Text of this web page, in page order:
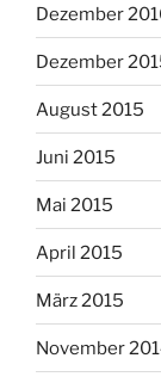
Dezember
Dezember
August 2015
Juni 2015
Mai 2015
April 2015
März 2015
November